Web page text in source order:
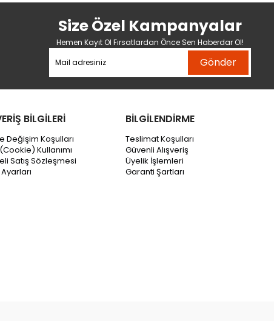
Size Özel Kampanyalar
Hemen Kayıt Ol Fırsatlardan Önce Sen Haberdar Ol!
Gönder
BİLGİLERİ
Değişim Koşulları
Kullanımı
Satış Sözleşmesi
BİLGİLENDİRME
Teslimat Koşulları
Güvenli Alışveriş
Üyelik İşlemleri
Garanti Şartları